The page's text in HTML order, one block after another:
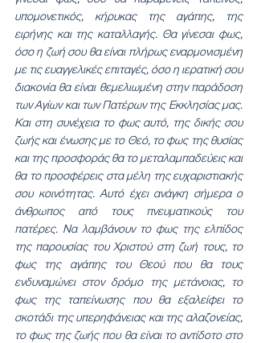
υπομονετικός, κήρυκας της αγάπης, της
ειρήνης και της καταλλαγής. Θα γίνεσαι φως,
όσο η ζωή σου θα είναι πλήρως εναρμονισμένη
με τις ευαγγελικές επιταγές, όσο η ιερατική σου
διακονία θα είναι θεμελιωμένη στην παράδοση
των Αγίων και των Πατέρων της Εκκλησίας μας.
Και στη συνέχεια το φως αυτό, της δικής σου
ζωής και ένωσης με το Θεό, το φως της θυσίας
και της προσφοράς θα το μεταλαμπαδεύεις και
θα το προσφέρεις στα μέλη της ευχαριστιακής
σου κοινότητας. Αυτό έχει ανάγκη σήμερα ο
άνθρωπος από τους πνευματικούς του
πατέρες. Να λαμβάνουν το φως της ελπίδος
της παρουσίας του Χριστού στη ζωή τους, το
φως της αγάπης του Θεού που θα τους
ενδυναμώνει στον δρόμο της μετάνοιας, το
φως της ταπείνωσης που θα εξαλείφει το
σκοτάδι της υπερηφάνειας και της αλαζονείας,
το φως της ζωής που θα είναι το αντίδοτο στο